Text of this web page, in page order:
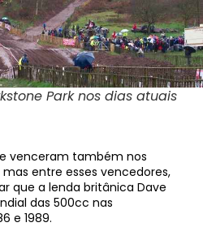
Park nos dias atuais
venceram também nos
entre esses vencedores,
que a lenda britânica Dave
das 500cc nas
e 1989.